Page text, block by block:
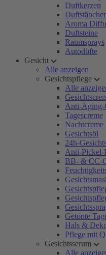
Duftkerzen
Aroma
Duftsteine
Raumsprays
Autodüfte
Gesicht
Alle anzeigen
Gesichtspflege
Alle
Anti-Aging-
Tagescreme
Nachtcreme
Gesichtsöl
24h-
Anti-Pickel-
BB- & CC-
Getönte
Hals &
Pflege mit
Gesichtsserum
Alle